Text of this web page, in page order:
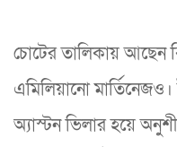
চোটের তালিকায় আছেন
এমিলিয়ানো
অ্যাস্টন ভিলার হয়ে